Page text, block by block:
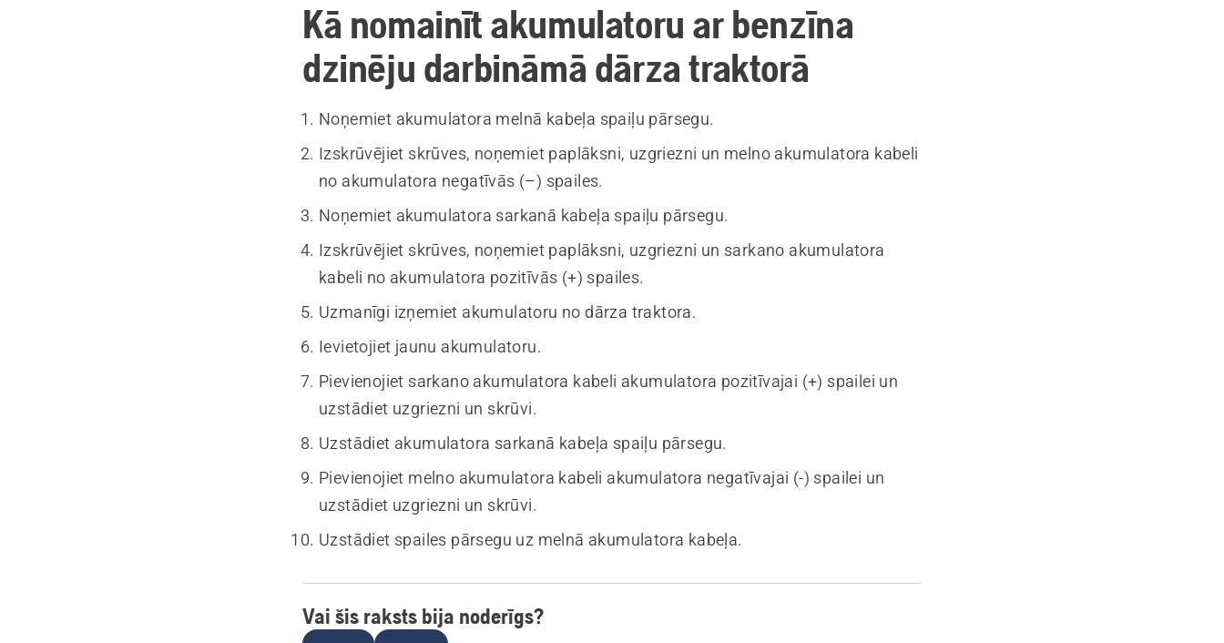
Kā nomainīt akumulatoru ar benzīna
dzinēju darbināmā dārza traktorā
Noņemiet akumulatora melnā kabeļa spaiļu pārsegu.
Izskrūvējiet skrūves, noņemiet paplāksni, uzgriezni un melno akumulatora kabeli
no akumulatora negatīvās (–) spailes.
Noņemiet akumulatora sarkanā kabeļa spaiļu pārsegu.
Izskrūvējiet skrūves, noņemiet paplāksni, uzgriezni un sarkano akumulatora
kabeli no akumulatora pozitīvās (+) spailes.
Uzmanīgi izņemiet akumulatoru no dārza traktora.
Ievietojiet jaunu akumulatoru.
Pievienojiet sarkano akumulatora kabeli akumulatora pozitīvajai (+) spailei un
uzstādiet uzgriezni un skrūvi.
Uzstādiet akumulatora sarkanā kabeļa spaiļu pārsegu.
Pievienojiet melno akumulatora kabeli akumulatora negatīvajai (-) spailei un
uzstādiet uzgriezni un skrūvi.
Uzstādiet spailes pārsegu uz melnā akumulatora kabeļa.
Vai šis raksts bija noderīgs?